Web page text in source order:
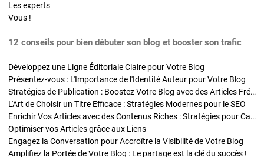
Les experts
Vous !
12 conseils pour bien débuter son blog et booster son trafic
Développez une Ligne Éditoriale Claire pour Votre Blog
Présentez-vous : L'Importance de l'Identité Auteur pour Votre Blog
Stratégies de Publication : Boostez Votre Blog avec des Articles Fréquents et Exclusifs
L'Art de Choisir un Titre Efficace : Stratégies Modernes pour le SEO
Enrichir Vos Articles avec des Contenus Riches : Stratégies pour Captiver et Optimiser
Optimiser vos Articles grâce aux Liens
Engagez la Conversation pour Accroître la Visibilité de Votre Blog
Amplifiez la Portée de Votre Blog : Le partage est la clé du succès !